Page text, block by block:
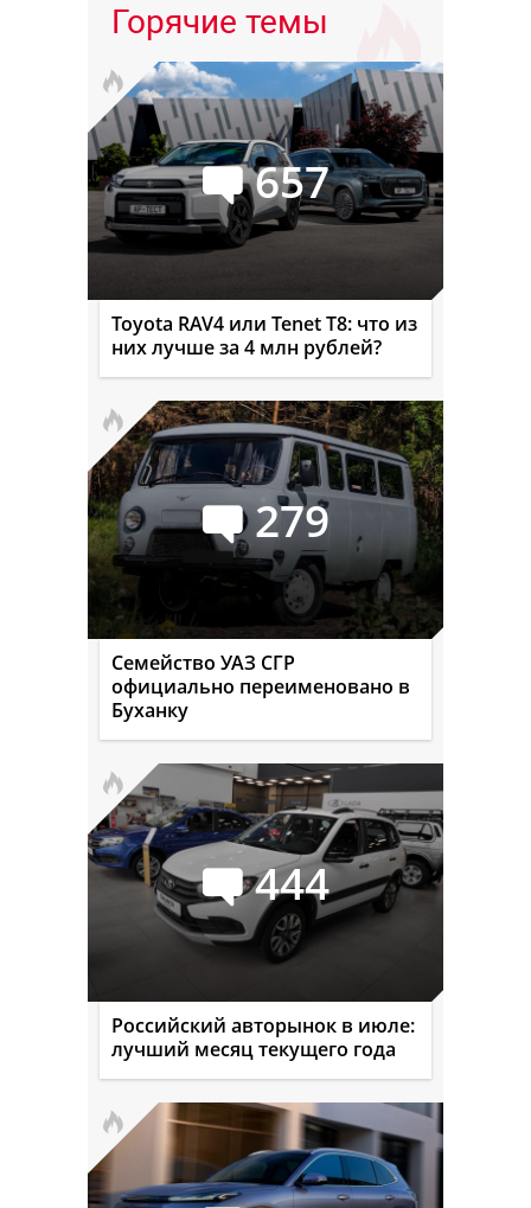
Горячие темы
657
Toyota RAV4 или Tenet T8: что из
них лучше за 4 млн рублей?
279
Семейство УАЗ СГР
официально переименовано в
Буханку
444
Российский авторынок в июле:
лучший месяц текущего года